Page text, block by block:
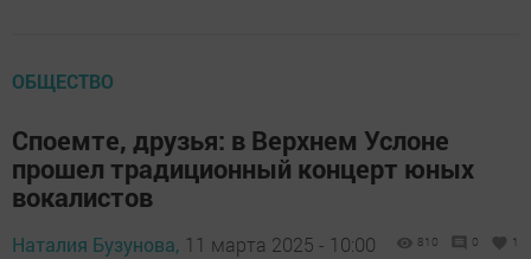
ОБЩЕСТВО
Споемте, друзья: в Верхнем Услоне
прошел традиционный концерт юных
вокалистов
Наталия Бузунова, 11 марта 2025 - 10:00 810 0 1